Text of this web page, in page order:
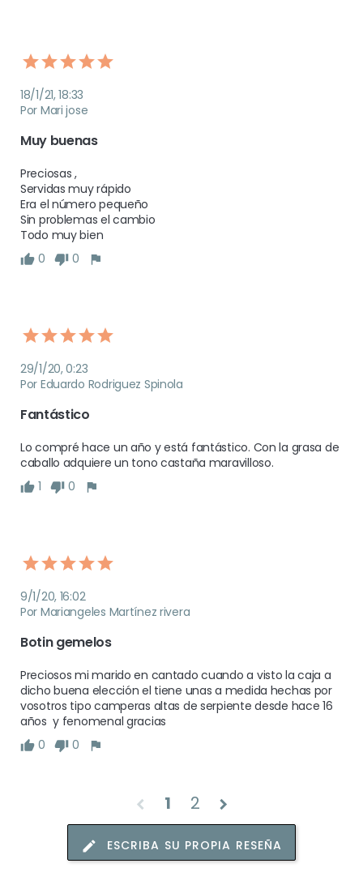
18/1/21, 18:33
Por Mari jose
Muy buenas
Preciosas ,
Servidas muy rápido
Era el número pequeño
Sin problemas el cambio
Todo muy bien
0
0
29/1/20, 0:23
Por Eduardo Rodriguez Spinola
Fantástico
Lo compré hace un año y está fantástico. Con la grasa de
caballo adquiere un tono castaña maravilloso.
1
0
9/1/20, 16:02
Por Mariangeles Martínez rivera
Botin gemelos
Preciosos mi marido en cantado cuando a visto la caja a
dicho buena elección el tiene unas a medida hechas por
vosotros tipo camperas altas de serpiente desde hace 16
años  y fenomenal gracias
0
0
chevron_left 1 2 chevron_right
ESCRIBA SU PROPIA RESEÑA